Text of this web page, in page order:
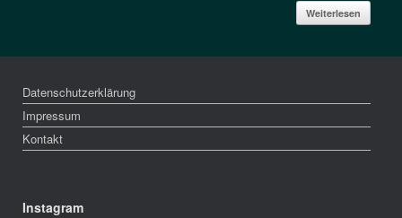
Weiterlesen
Datenschutzerklärung
Impressum
Kontakt
Instagram